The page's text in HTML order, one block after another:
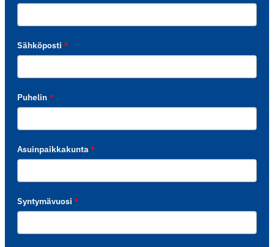
Sähköposti *
Puhelin*
Asuinpaikkakunta*
Syntymävuosi *